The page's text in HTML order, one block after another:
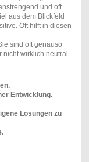
und oft
aus dem Blickfeld
Oft hilft in diesen
sind oft genauso
nicht wirklich neutral
Entwicklung.
Lösungen zu
.